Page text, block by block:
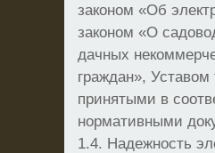
законом «Об
законом «О
дачных
граждан»,
принятыми в
нормативными
1.4. Надежность